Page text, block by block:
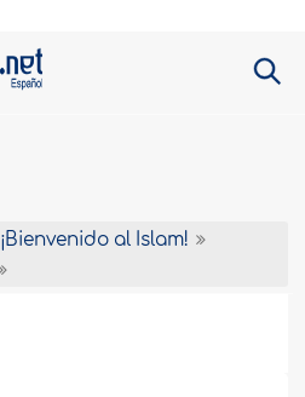
¡Bienvenido al Islam!